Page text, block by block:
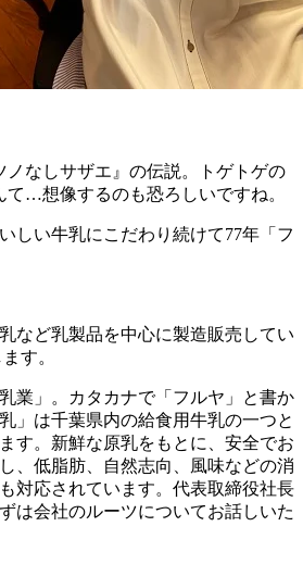
ノなしサザエ』の伝説。トゲトゲの
て…想像するのも恐ろしいですね。
しい牛乳にこだわり続けて77年「フ
など乳製品を中心に製造販売してい
す。
業」。カタカナで「フルヤ」と書か
」は千葉県内の給食用牛乳の一つと
す。新鮮な原乳をもとに、安全でお
、低脂肪、自然志向、風味などの消
対応されています。代表取締役社長
は会社のルーツについてお話しいた